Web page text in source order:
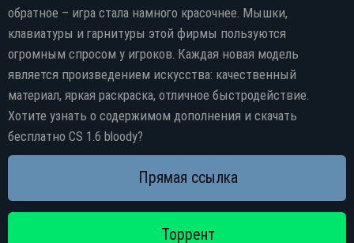
обратное – игра стала намного красочнее. Мышки,
клавиатуры и гарнитуры этой фирмы пользуются
огромным спросом у игроков. Каждая новая модель
является произведением искусства: качественный
материал, яркая раскраска, отличное быстродействие.
Хотите узнать о содержимом дополнения и скачать
бесплатно CS 1.6 bloody?